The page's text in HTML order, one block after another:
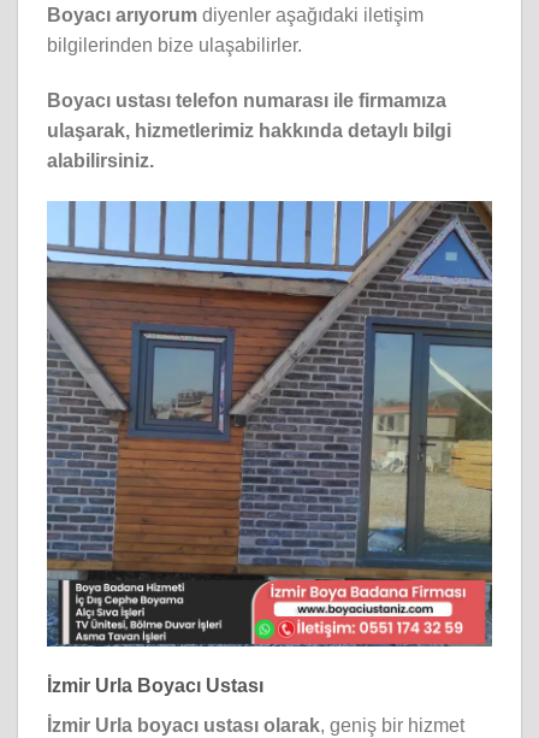
Boyacı arıyorum diyenler aşağıdaki iletişim
bilgilerinden bize ulaşabilirler.
Boyacı ustası telefon numarası ile firmamıza
ulaşarak, hizmetlerimiz hakkında detaylı bilgi
alabilirsiniz.
İzmir Urla Boyacı Ustası
İzmir Urla boyacı ustası olarak, geniş bir hizmet